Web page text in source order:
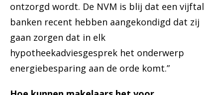
ontzorgd wordt. De NVM is blij dat een vijftal
banken recent hebben aangekondigd dat zij
gaan zorgen dat in elk
hypotheekadviesgesprek het onderwerp
energiebesparing aan de orde komt.”